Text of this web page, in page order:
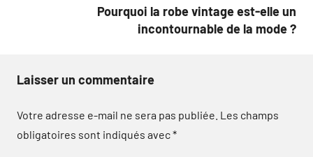
Pourquoi la robe vintage est-elle un
incontournable de la mode ?
Laisser un commentaire
Votre adresse e-mail ne sera pas publiée. Les champs
obligatoires sont indiqués avec*